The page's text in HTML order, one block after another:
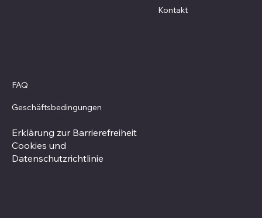
Kontakt
FAQ
Geschäftsbedingungen
Erklärung zur Barrierefreiheit
Cookies und
Datenschutzrichtlinie